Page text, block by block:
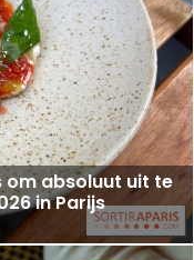
absoluut uit te
in Parijs